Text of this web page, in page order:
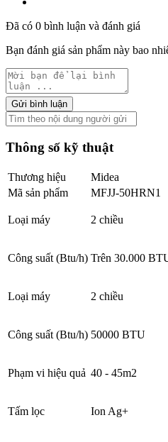
Đã có 0 bình luận và đánh giá
Bạn đánh giá sản phẩm này bao
Gửi bình luận
Thông số kỹ thuật
Thương hiệu
Midea
Mã sản phẩm
MFJJ-50HRN1
Loại máy 2 chiều
Công suất (Btu/h) Trên 30.000
Loại máy 2 chiều
Công suất (Btu/h) 50000 BTU
Phạm vi hiệu quả 40 - 45m2
Tấm lọc Ion Ag+